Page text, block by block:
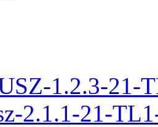
1.2.3-21-
2.1.1-21-